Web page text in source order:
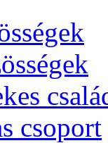
csoport